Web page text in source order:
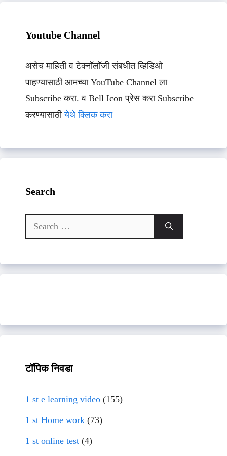
Youtube Channel
असेच माहिती व टेक्नॉलॉजी संबधीत व्हिडिओ
पाहण्यासाठी आमच्या YouTube Channel ला
Subscribe करा. व Bell Icon प्रेस करा Subscribe
करण्यासाठीयेथे क्लिक करा
Search
Search
for:
टॉपिक निवडा
1 st e learning video (155)
1 st Home work (73)
1 st online test (4)